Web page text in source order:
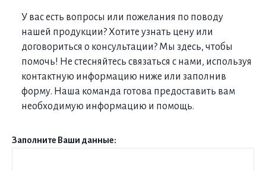
У вас есть вопросы или пожелания по поводу
нашей продукции? Хотите узнать цену или
договориться о консультации? Мы здесь, чтобы
помочь! Не стесняйтесь связаться с нами, используя
контактную информацию ниже или заполнив
форму. Наша команда готова предоставить вам
необходимую информацию и помощь.
Заполните Ваши данные: